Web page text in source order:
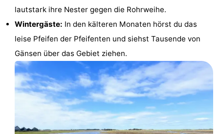
't
Eibernest
-
Hoogelandt
Beach
Park
Buytenveldt
Krim
EuroParcs
lautstark ihre Nester gegen die Rohrweihe.
Wintergäste: In den kälteren Monaten hörst du das
leise Pfeifen der Pfeifenten und siehst Tausende von
Gänsen über das Gebiet ziehen.